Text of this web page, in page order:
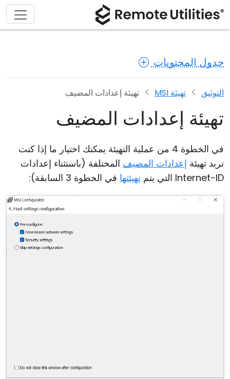
جدول المحتويات
التوثيق تهيئة MSI تهيئة إعدادات المضيف
تهيئة إعدادات المضيف
في الخطوة 4 من عملية التهيئة يمكنك اختيار ما إذا كنت
تريد تهيئة إعدادات المضيف المختلفة (باستثناء إعدادات
Internet-ID التي يتم
تهيئتها في الخطوة 3 السابقة):